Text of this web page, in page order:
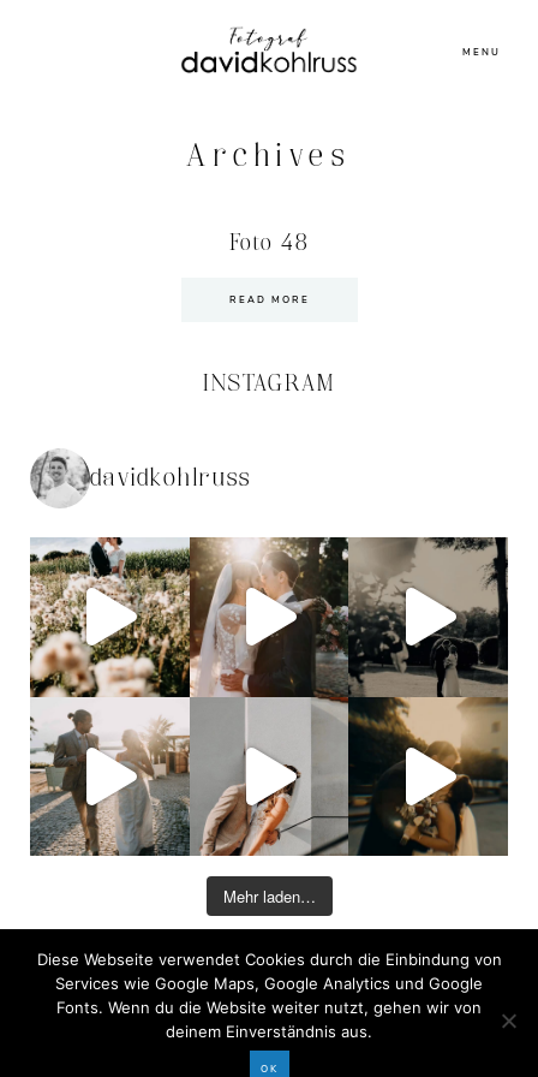
MENU
Archives
Foto 48
READ MORE
INSTAGRAM
davidkohlruss
Mehr laden…
©2026 COPYRIGHT DAVID KOHLRUSS
Diese Webseite verwendet Cookies durch die Einbindung von
Services wie Google Maps, Google Analytics und Google
Fonts. Wenn du die Website weiter nutzt, gehen wir von
deinem Einverständnis aus.
OK